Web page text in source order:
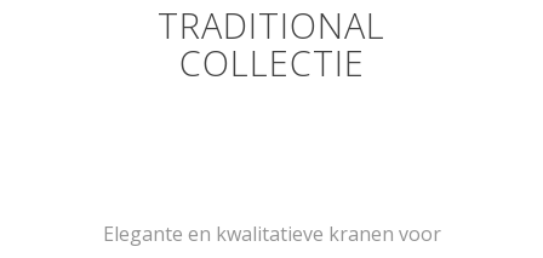
TRADITIONAL
COLLECTIE
Elegante en kwalitatieve kranen voor